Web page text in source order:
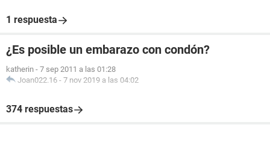
1 respuesta
¿Es posible un embarazo con condón?
katherin - 7 sep 2011 a las 01:28
Joan022.16 - 7 nov 2019 a las 04:02
374 respuestas